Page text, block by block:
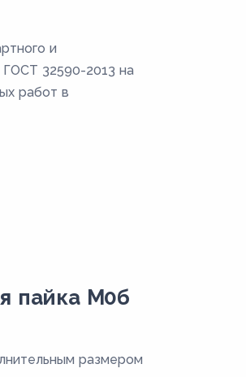
и
ГОСТ 32590-2013 на
работ в
пайка М0б
размером